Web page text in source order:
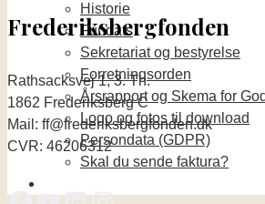
Historie
Fundats
Sekretariat og bestyrelse
Forretningsorden
Årsrapport og Skema for
Logo og fotos til download
Persondata (GDPR)
Skal du sende faktura?
Frederiksbergfonden
Rathsacksvej 1, 3. Th.
1862 Frederiksberg C
Mail: ff@frederiksbergfonden.dk
CVR: 46206312